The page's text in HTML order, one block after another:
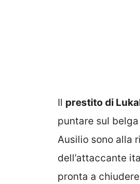
Il prestito di
puntare sul
Ausilio sono alla
dell’attaccante
pronta a